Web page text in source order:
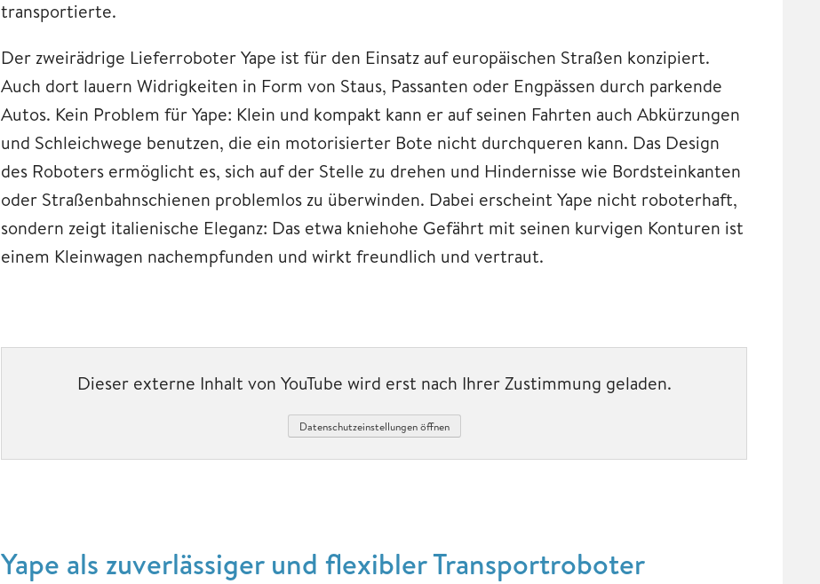
transportierte.
Der zweirädrige Lieferroboter Yape ist für den Einsatz auf europäischen Straßen konzipiert.
Auch dort lauern Widrigkeiten in Form von Staus, Passanten oder Engpässen durch parkende
Autos. Kein Problem für Yape: Klein und kompakt kann er auf seinen Fahrten auch Abkürzungen
und Schleichwege benutzen, die ein motorisierter Bote nicht durchqueren kann. Das Design
des Roboters ermöglicht es, sich auf der Stelle zu drehen und Hindernisse wie Bordsteinkanten
oder Straßenbahnschienen problemlos zu überwinden. Dabei erscheint Yape nicht roboterhaft,
sondern zeigt italienische Eleganz: Das etwa kniehohe Gefährt mit seinen kurvigen Konturen ist
einem Kleinwagen nachempfunden und wirkt freundlich und vertraut.
Dieser externe Inhalt von YouTube wird erst nach Ihrer Zustimmung geladen.
Datenschutzeinstellungen öffnen
Yape als zuverlässiger und flexibler Transportroboter